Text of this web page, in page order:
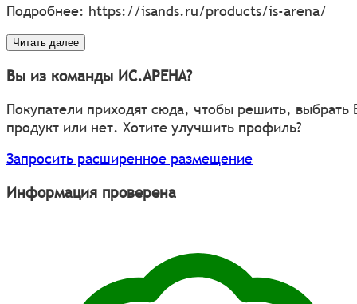
Подробнее: https://isands.ru/products/is-arena/
Читать далее
Вы из команды ИС.АРЕНА?
Покупатели приходят сюда, чтобы решить, выбрать
продукт или нет. Хотите улучшить профиль?
Запросить расширенное размещение
Информация проверена